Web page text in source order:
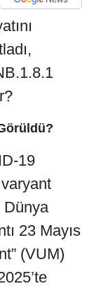
19
Dünya
23 Mayıs
(VUM)